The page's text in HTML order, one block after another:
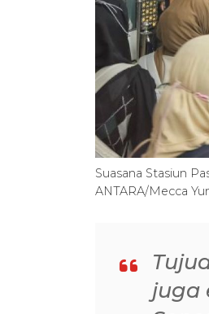
Suasana Stasiun
ANTARA/Mecca
juga